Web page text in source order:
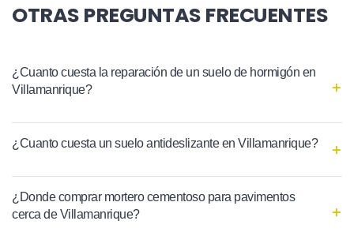
OTRAS PREGUNTAS FRECUENTES
¿Cuanto cuesta la reparación de un suelo de hormigón en
Villamanrique?
¿Cuanto cuesta un suelo antideslizante en Villamanrique?
¿Donde comprar mortero cementoso para pavimentos
cerca de Villamanrique?